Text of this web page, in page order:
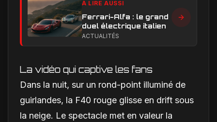
À LIRE AUSSI
Ferrari-Alfa : le grand
duel électrique italien
ACTUALITÉS
La vidéo qui captive les fans
Dans la nuit, sur un rond-point illuminé de
guirlandes, la F40 rouge glisse en drift sous
la neige. Le spectacle met en valeur la